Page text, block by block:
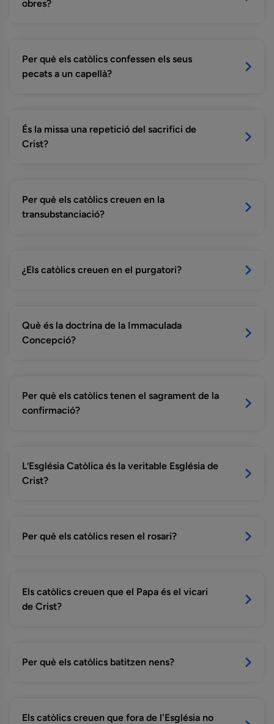
obres?
Per què els catòlics confessen els seus
pecats a un capellà?
És la missa una repetició del sacrifici de
Crist?
Per què els catòlics creuen en la
transubstanciació?
¿Els catòlics creuen en el purgatori?
Què és la doctrina de la Immaculada
Concepció?
Per què els catòlics tenen el sagrament de la
confirmació?
L’Església Catòlica és la veritable Església de
Crist?
Per què els catòlics resen el rosari?
Els catòlics creuen que el Papa és el vicari
de Crist?
Per què els catòlics batitzen nens?
Els catòlics creuen que fora de l'Església no